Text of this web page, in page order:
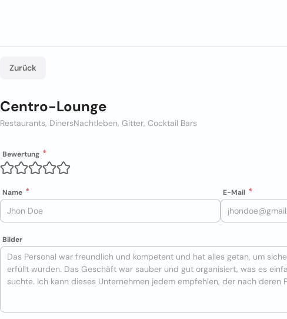
Zurück
Centro-Lounge
Restaurants, DinersNachtleben, Gitter, Cocktail Bars
Bewertung
Name E-Mail
Bilder